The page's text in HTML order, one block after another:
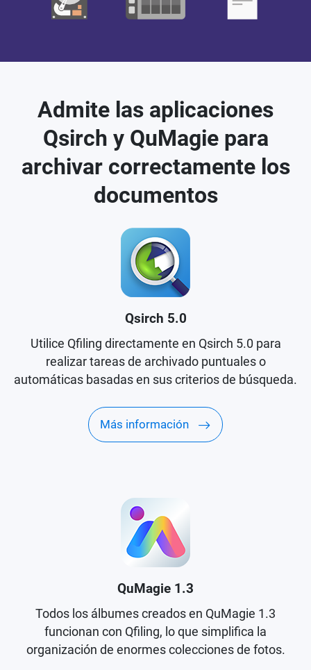
Admite las aplicaciones
Qsirch y QuMagie para
archivar correctamente los
documentos
Qsirch 5.0
Utilice Qfiling directamente en Qsirch 5.0 para
realizar tareas de archivado puntuales o
automáticas basadas en sus criterios de búsqueda.
Más información
QuMagie 1.3
Todos los álbumes creados en QuMagie 1.3
funcionan con Qfiling, lo que simplifica la
organización de enormes colecciones de fotos.